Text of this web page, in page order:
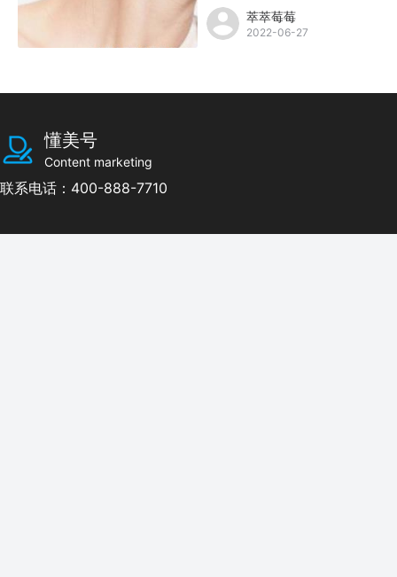
气质！
萃萃莓莓
2022-06-27
懂美号
Content marketing
联系电话：400-888-7710